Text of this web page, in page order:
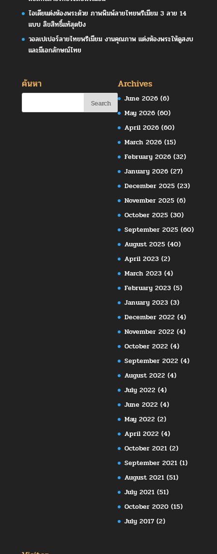
ไอเดียแต่งห้องพระด้วย ภาพพิมพ์ลายไทยพรีเมียม 3 ลาย 14
แบบ ลิขสิทธิ์แท้สุดปัง
วอลเปเปอร์ลายไทยพรีเมียม งานคุณภาพ แต่งห้องพระให้ดูสงบ
และมีเอกลักษณ์ไทย
ค้นหา Archives
June 2026 (6)
May 2026 (60)
April 2026 (60)
March 2026 (15)
February 2026 (32)
January 2026 (27)
December 2025 (23)
November 2025 (6)
October 2025 (30)
September 2025 (60)
August 2025 (40)
April 2023 (2)
March 2023 (4)
February 2023 (5)
January 2023 (3)
December 2022 (4)
November 2022 (4)
October 2022 (4)
September 2022 (4)
August 2022 (4)
July 2022 (4)
June 2022 (4)
May 2022 (2)
April 2022 (4)
October 2021 (2)
September 2021 (1)
August 2021 (51)
July 2021 (51)
October 2020 (15)
July 2017 (2)